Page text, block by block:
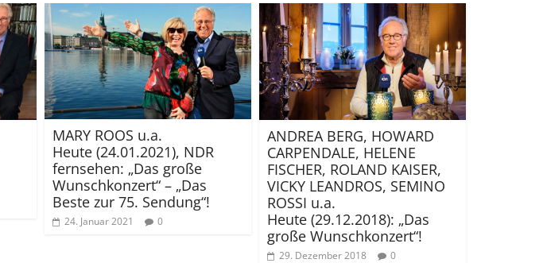
MARY ROOS u.a.
Heute (24.01.2021), NDR
fernsehen: „Das große
Wunschkonzert“ – „Das
Beste zur 75. Sendung“!
24. Januar 2021 0
ANDREA BERG, HOWARD
CARPENDALE, HELENE
FISCHER, ROLAND KAISER,
VICKY LEANDROS, SEMINO
ROSSI u.a.
Heute (29.12.2018): „Das
große Wunschkonzert“!
29. Dezember 2018 0